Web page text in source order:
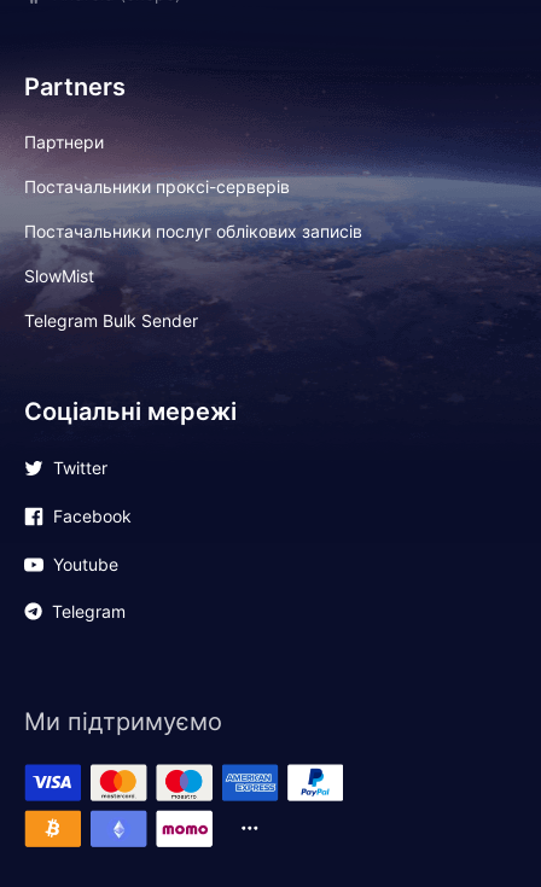
Partners
Партнери
Постачальники проксі-серверів
Постачальники послуг облікових записів
SlowMist
Telegram Bulk Sender
Соціальні мережі
Twitter
Facebook
Youtube
Telegram
Ми підтримуємо